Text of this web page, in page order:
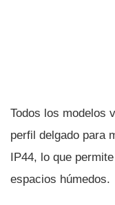
Todos los modelos
perfil delgado para
IP44, lo que
espacios húmedos.